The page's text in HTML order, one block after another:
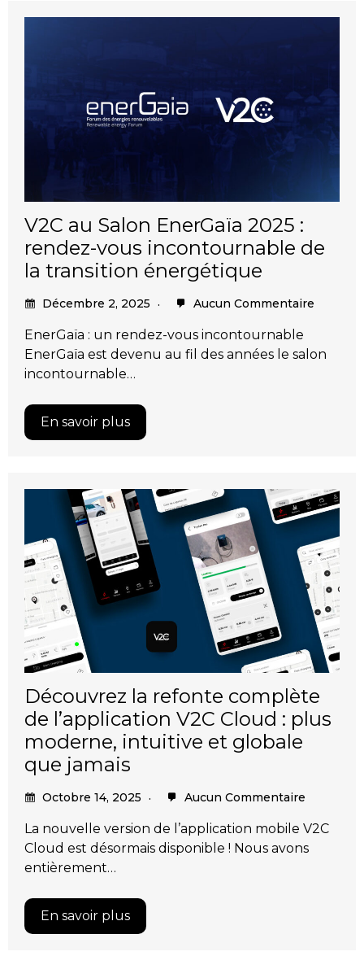
V2C au Salon EnerGaïa 2025 :
rendez-vous incontournable de
la transition énergétique
Décembre 2, 2025 Aucun Commentaire
EnerGaïa : un rendez-vous incontournable
EnerGaïa est devenu au fil des années le salon
incontournable…
En savoir plus
Découvrez la refonte complète
de l’application V2C Cloud : plus
moderne, intuitive et globale
que jamais
Octobre 14, 2025 Aucun Commentaire
La nouvelle version de l’application mobile V2C
Cloud est désormais disponible ! Nous avons
entièrement…
En savoir plus